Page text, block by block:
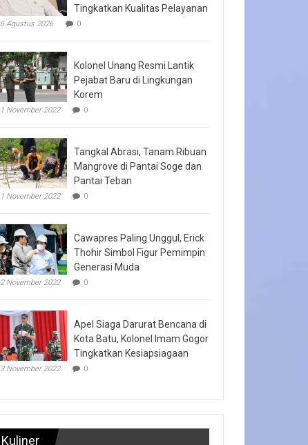
Tingkatkan Kualitas Pelayanan
6 Agustus 2026 0
Kolonel Unang Resmi Lantik
Pejabat Baru di Lingkungan
Korem
1 November 2022 0
Tangkal Abrasi, Tanam Ribuan
Mangrove di Pantai Soge dan
Pantai Teban
1 November 2022 0
Cawapres Paling Unggul, Erick
Thohir Simbol Figur Pemimpin
Generasi Muda
2 November 2022 0
Apel Siaga Darurat Bencana di
Kota Batu, Kolonel Imam Gogor
Tingkatkan Kesiapsiagaan
3 November 2022 0
Kuliner